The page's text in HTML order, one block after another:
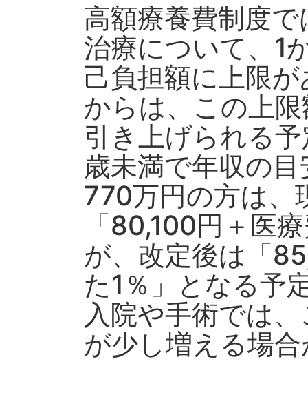
高額療養費制度
治療について、1
己負担額に上限
からは、この上
引き上げられる
歳未満で年収の
770万円の方は、
「80,100円＋医
が、改定後は「
た1％」となる予
入院や手術では
が少し増える場